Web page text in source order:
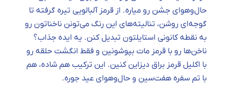
حال‌وهوای جشن رو میاره. از قرمز آلبالویی تیره گرفته تا
گوجه‌ای روشن، تنالیته‌های این رنگ می‌تونن ناخناتون رو
به نقطه کانونی استایلتون تبدیل کنن. یه ایده جذاب؟
ناخن‌ها رو با قرمز مات بپوشونین و فقط انگشت حلقه رو
با اکلیل قرمز براق دیزاین کنین. این ترکیب هم شاده، هم
با تم سفره هفت‌سین و حال‌وهوای عید جوره.